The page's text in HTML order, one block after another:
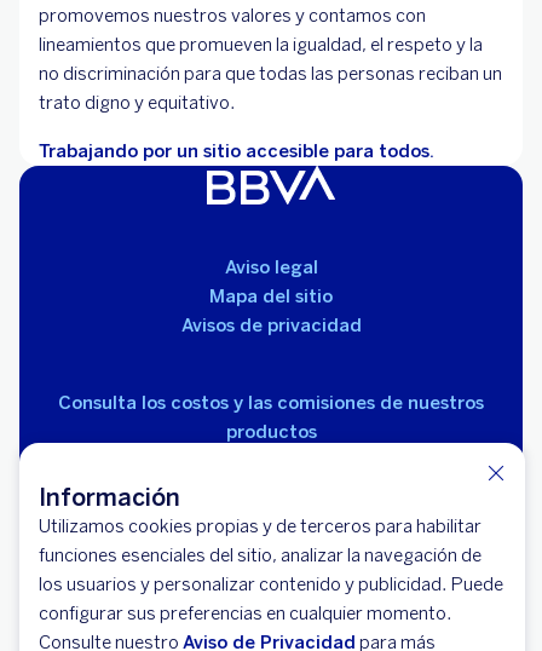
Información
Utilizamos cookies propias y de terceros para habilitar
funciones esenciales del sitio, analizar la navegación de
los usuarios y personalizar contenido y publicidad. Puede
configurar sus preferencias en cualquier momento.
Consulte nuestro Aviso de Privacidad para más
promovemos nuestros valores y contamos con
lineamientos que promueven la igualdad, el respeto y la
no discriminación para que todas las personas reciban un
trato digno y equitativo.
Trabajando por un sitio accesible para todos.
Aviso legal
Mapa del sitio
Avisos de privacidad
Consulta los costos y las comisiones de nuestros
productos
© 2026 BBVA México, S.A., Institución de Banca
Múltiple, Grupo Financiero BBVA México. Avenida Paseo